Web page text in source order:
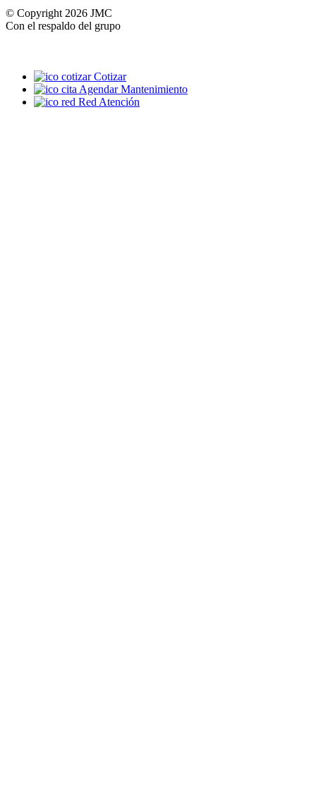
© Copyright 2026 JMC
Con el respaldo del grupo
Cotizar
Agendar Mantenimiento
Red Atención